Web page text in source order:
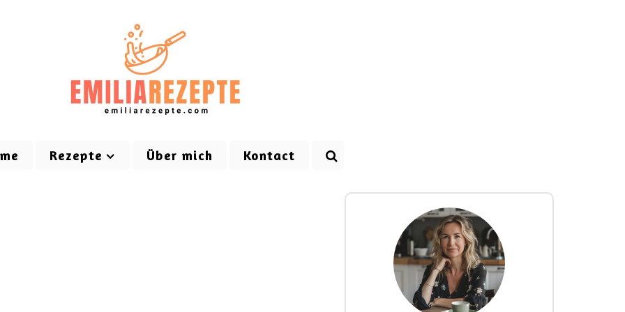
Rezepte Über mich Kontact